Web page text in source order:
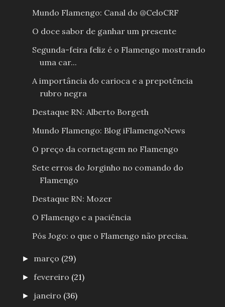
Mundo Flamengo: Canal do @CeloCRF
O doce sabor de ganhar um presente
Segunda-feira feliz é o Flamengo mostrando
uma car...
A importância do carioca e a prepotência
rubro negra
Destaque RN: Alberto Borgeth
Mundo Flamengo: Blog iFlamengoNews
O preço da cornetagem no Flamengo
Sete erros do Jorginho no comando do
Flamengo
Destaque RN: Mozer
O Flamengo e a paciência
Pós Jogo: o que o Flamengo não precisa.
► março (29)
►fevereiro (21)
► janeiro (36)